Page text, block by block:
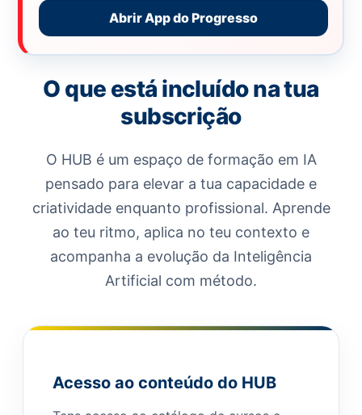
Abrir App do Progresso
O que está incluído na tua
subscrição
O HUB é um espaço de formação em IA
pensado para elevar a tua capacidade e
criatividade enquanto profissional. Aprende
ao teu ritmo, aplica no teu contexto e
acompanha a evolução da Inteligência
Artificial com método.
Acesso ao conteúdo do HUB